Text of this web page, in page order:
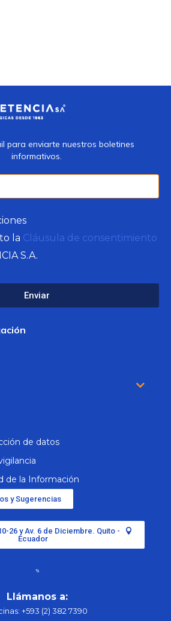
para enviarte nuestros boletines
informativos.
la Cláusula de consentimiento
S.A.
Enviar
de datos
de la Información
y Sugerencias
26 y Av. 6 de Diciembre. Quito -
Ecuador
Llámanos a:
+593 (2) 382 7390